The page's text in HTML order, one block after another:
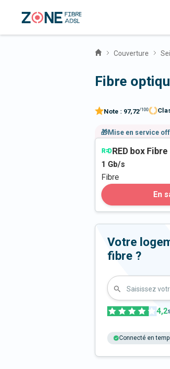
Couverture
Fibre
Note : 97,72/100
🎁Mise en service
RED box Fibre
1 Gb/s
Fibre
En
Votre
fibre ?
Saisissez
4,2
Connecté en